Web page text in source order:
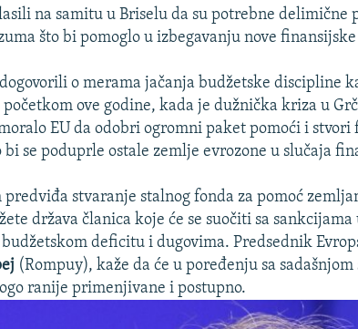
na samitu u Briselu da su potrebne delimične
što bi pomoglo u izbegavanju nove
o merama jačanja budžetske discipline
ove godine, kada je dužnička kriza u
EU da odobri ogromni paket pomoći i stvori
se poduprle ostale zemlje evrozone u slučaja
predviđa stvaranje stalnog fonda za pomoć
država članica koje će se suočiti sa
deficitu i dugovima. Predsednik
(Rompuy), kaže da će u poređenju sa
ranije primenjivane i postupno.